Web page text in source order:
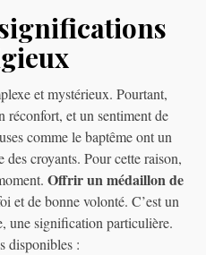
et mystérieux. Pourtant,
réconfort, et un sentiment de
comme le baptême ont un
croyants. Pour cette raison,
Offrir un médaillon de
et de bonne volonté. C’est un
une signification particulière.
disponibles :